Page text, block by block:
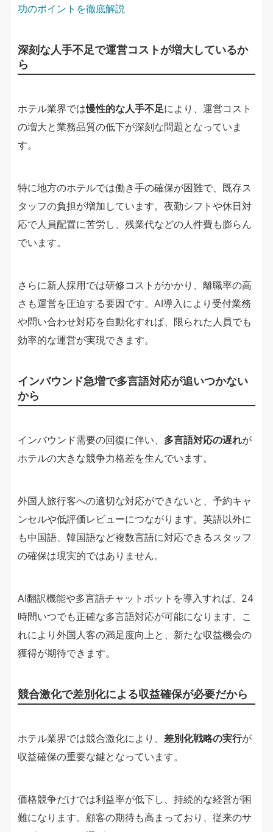
功のポイントを徹底解説
深刻な人手不足で運営コストが増大しているか
ら
ホテル業界では慢性的な人手不足により、運営コスト
の増大と業務品質の低下が深刻な問題となっていま
す。
特に地方のホテルでは働き手の確保が困難で、既存ス
タッフの負担が増加しています。夜勤シフトや休日対
応で人員配置に苦労し、残業代などの人件費も膨らん
でいます。
さらに新人採用では研修コストがかかり、離職率の高
さも運営を圧迫する要因です。AI導入により受付業務
や問い合わせ対応を自動化すれば、限られた人員でも
効率的な運営が実現できます。
インバウンド急増で多言語対応が追いつかない
から
インバウンド需要の回復に伴い、 多言語対応の遅れが
ホテルの大きな競争力格差を生んでいます。
外国人旅行客への適切な対応ができないと、予約キャ
ンセルや低評価レビューにつながります。英語以外に
も中国語、韓国語など複数言語に対応できるスタッフ
の確保は現実的ではありません。
AI翻訳機能や多言語チャットボットを導入すれば、24
時間いつでも正確な多言語対応が可能になります。こ
れにより外国人客の満足度向上と、新たな収益機会の
獲得が期待できます。
競合激化で差別化による収益確保が必要だから
ホテル業界では競合激化により、 差別化戦略の実行が
収益確保の重要な鍵となっています。
価格競争だけでは利益率が低下し、持続的な経営が困
難になります。顧客の期待も高まっており、従来のサ